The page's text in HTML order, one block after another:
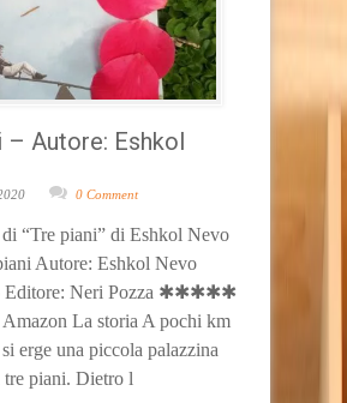
– Autore: Eshkol
0 Comment
di “Tre piani” di Eshkol Nevo
Autore: Eshkol Nevo
Editore: Neri Pozza ✱✱✱✱✱
La storia A pochi km
erge una piccola palazzina
tre piani. Dietro l